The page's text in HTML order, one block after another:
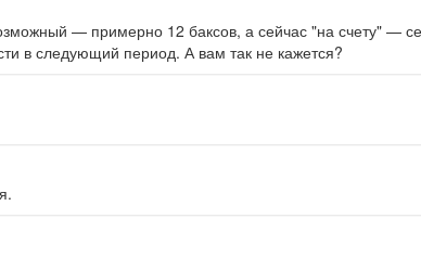
— примерно 12 баксов, а сейчас "на счету" —
в следующий период. А вам так не кажется?